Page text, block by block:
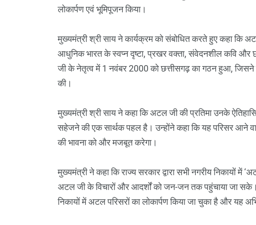
लोकार्पण एवं भूमिपूजन किया।
मुख्यमंत्री श्री साय ने कार्यक्रम को संबोधित करते हुए कहा कि
आधुनिक भारत के स्वप्न दृष्टा, प्रखर वक्ता, संवेदनशील कवि और
जी के नेतृत्व में 1 नवंबर 2000 को छत्तीसगढ़ का गठन हुआ, जिसने
की।
मुख्यमंत्री श्री साय ने कहा कि अटल जी की प्रतिमा उनके
सहेजने की एक सार्थक पहल है। उन्होंने कहा कि यह परिसर आने
की भावना को और मजबूत करेगा।
मुख्यमंत्री ने कहा कि राज्य सरकार द्वारा सभी नगरीय निकायों में
अटल जी के विचारों और आदर्शों को जन-जन तक पहुंचाया जा
निकायों में अटल परिसरों का लोकार्पण किया जा चुका है और यह